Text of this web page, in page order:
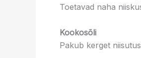
Toetavad naha
Kookosõli
Pakub kerget